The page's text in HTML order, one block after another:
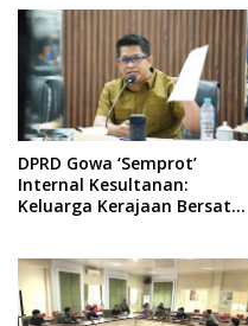
DPRD Gowa ‘Semprot’
Internal Kesultanan:
Keluarga Kerajaan Bersatu